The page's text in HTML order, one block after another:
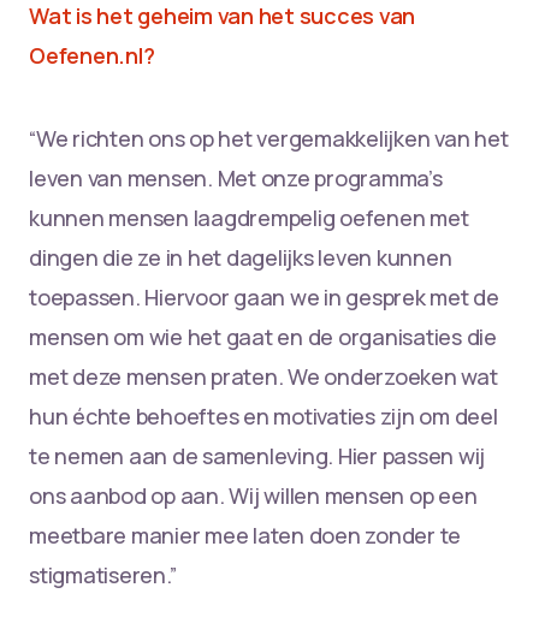
Wat is het geheim van het succes van
Oefenen.nl?
“We richten ons op het vergemakkelijken van het
leven van mensen. Met onze programma’s
kunnen mensen laagdrempelig oefenen met
dingen die ze in het dagelijks leven kunnen
toepassen. Hiervoor gaan we in gesprek met de
mensen om wie het gaat en de organisaties die
met deze mensen praten. We onderzoeken wat
hun échte behoeftes en motivaties zijn om deel
te nemen aan de samenleving. Hier passen wij
ons aanbod op aan. Wij willen mensen op een
meetbare manier mee laten doen zonder te
stigmatiseren.”